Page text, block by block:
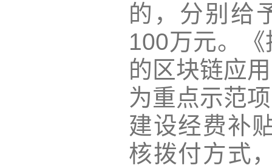
的，分别给
100万元。
的区块链应
为重点示范
建设经费补
核拨付方式